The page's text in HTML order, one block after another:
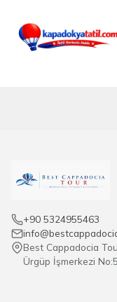
+90 5324955463
Best Cappadocia
Ürgüp İşmerkezi